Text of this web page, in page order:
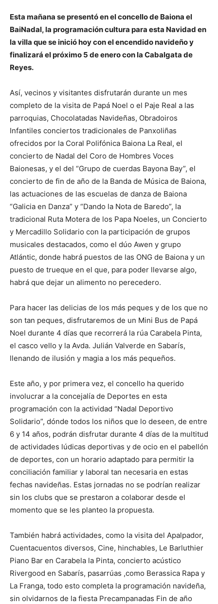
Esta mañana se presentó en el concello de Baiona el
BaiNadal, la programación cultura para esta Navidad en
la villa que se inició hoy con el encendido navideño y
finalizará el próximo 5 de enero con la Cabalgata de
Reyes.
Así, vecinos y visitantes disfrutarán durante un mes
completo de la visita de Papá Noel o el Paje Real a las
parroquias, Chocolatadas Navideñas, Obradoiros
Infantiles conciertos tradicionales de Panxoliñas
ofrecidos por la Coral Polifónica Baiona La Real, el
concierto de Nadal del Coro de Hombres Voces
Baionesas, y el del “Grupo de cuerdas Bayona Bay”, el
concierto de fin de año de la Banda de Música de Baiona,
las actuaciones de las escuelas de danza de Baiona
“Galicia en Danza” y “Dando la Nota de Baredo”, la
tradicional Ruta Motera de los Papa Noeles, un Concierto
y Mercadillo Solidario con la participación de grupos
musicales destacados, como el dúo Awen y grupo
Atlántic, donde habrá puestos de las ONG de Baiona y un
puesto de trueque en el que, para poder llevarse algo,
habrá que dejar un alimento no perecedero.
Para hacer las delicias de los más peques y de los que no
son tan peques, disfrutaremos de un Mini Bus de Papá
Noel durante 4 días que recorrerá la rúa Carabela Pinta,
el casco vello y la Avda. Julián Valverde en Sabarís,
llenando de ilusión y magia a los más pequeños.
Este año, y por primera vez, el concello ha querido
involucrar a la concejalía de Deportes en esta
programación con la actividad “Nadal Deportivo
Solidario”, dónde todos los niños que lo deseen, de entre
6 y 14 años, podrán disfrutar durante 4 días de la multitud
de actividades lúdicas deportivas y de ocio en el pabellón
de deportes, con un horario adaptado para permitir la
conciliación familiar y laboral tan necesaria en estas
fechas navideñas. Estas jornadas no se podrían realizar
sin los clubs que se prestaron a colaborar desde el
momento que se les planteo la propuesta.
También habrá actividades, como la visita del Apalpador,
Cuentacuentos diversos, Cine, hinchables, Le Barluthier
Piano Bar en Carabela la Pinta, concierto acústico
Rivergood en Sabarís, pasarrúas ,como Berassica Rapa y
La Franga, todo esto completa la programación navideña,
sin olvidarnos de la fiesta Precampanadas Fin de año